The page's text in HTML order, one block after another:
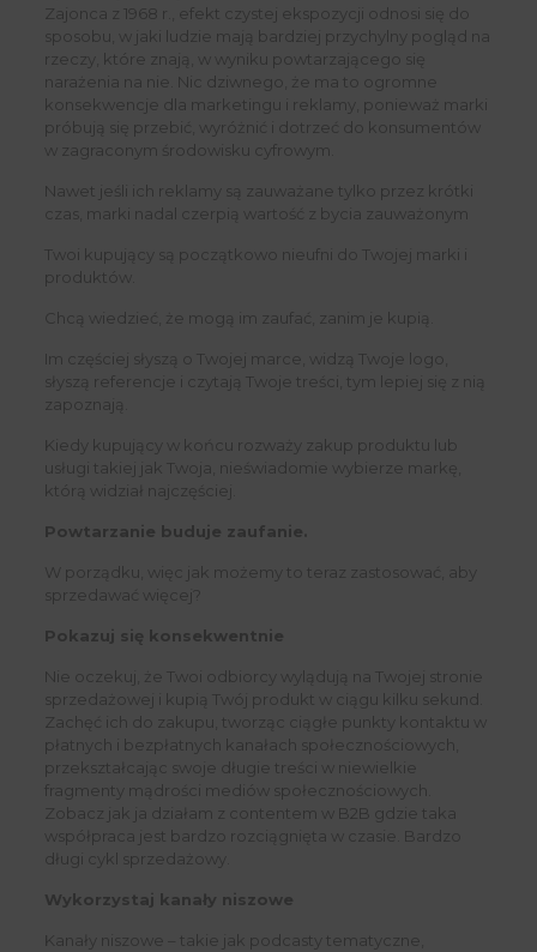
Zajonca z 1968 r., efekt czystej ekspozycji odnosi się do
sposobu, w jaki ludzie mają bardziej przychylny pogląd na
rzeczy, które znają, w wyniku powtarzającego się
narażenia na nie. Nic dziwnego, że ma to ogromne
konsekwencje dla marketingu i reklamy, ponieważ marki
próbują się przebić, wyróżnić i dotrzeć do konsumentów
w zagraconym środowisku cyfrowym.
Nawet jeśli ich reklamy są zauważane tylko przez krótki
czas, marki nadal czerpią wartość z bycia zauważonym
Twoi kupujący są początkowo nieufni do Twojej marki i
produktów.
Chcą wiedzieć, że mogą im zaufać, zanim je kupią.
Im częściej słyszą o Twojej marce, widzą Twoje logo,
słyszą referencje i czytają Twoje treści, tym lepiej się z nią
zapoznają.
Kiedy kupujący w końcu rozważy zakup produktu lub
usługi takiej jak Twoja, nieświadomie wybierze markę,
którą widział najczęściej.
Powtarzanie buduje zaufanie.
W porządku, więc jak możemy to teraz zastosować, aby
sprzedawać więcej?
Pokazuj się konsekwentnie
Nie oczekuj, że Twoi odbiorcy wylądują na Twojej stronie
sprzedażowej i kupią Twój produkt w ciągu kilku sekund.
Zachęć ich do zakupu, tworząc ciągłe punkty kontaktu w
płatnych i bezpłatnych kanałach społecznościowych,
przekształcając swoje długie treści w niewielkie
fragmenty mądrości mediów społecznościowych.
Zobacz jak ja działam z contentem w B2B gdzie taka
współpraca jest bardzo rozciągnięta w czasie. Bardzo
długi cykl sprzedażowy.
Wykorzystaj kanały niszowe
Kanały niszowe – takie jak podcasty tematyczne,